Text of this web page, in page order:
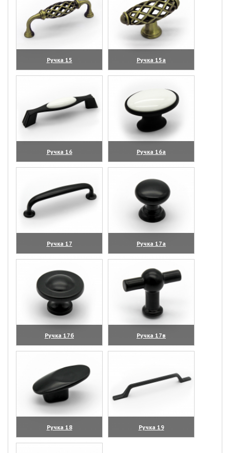
Ручка 15
(увеличить)
Ручка 15а
(увеличить)
Ручка 16
(увеличить)
Ручка 16а
(увеличить)
Ручка 17
(увеличить)
Ручка 17а
(увеличить)
Ручка 17б
(увеличить)
Ручка 17в
(увеличить)
Ручка 18
(увеличить)
Ручка 19
(увеличить)